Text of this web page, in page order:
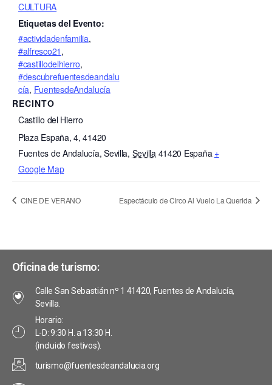
CULTURA
Etiquetas del Evento:
#actividadenfamilia,
#alfresco21 ,
#castillodelhierro,
#descubrefuentesdeandalu
cía, FuentesdeAndalucía
RECINTO
Castillo del Hierro
Plaza España, 4, 41420
Fuentes de Andalucía, Sevilla, Sevilla 41420 España +
Google Map
CINE DE VERANO Espectáculo de Circo Al Vuelo La Querida
Oficina de turismo:
Calle San Sebastián nº 1 41420, Fuentes de Andalucía,
Sevilla.
Horario:
L-D: 9:30 H. a 13:30 H.
(incluido festivos).
turismo@fuentesdeandalucia.org